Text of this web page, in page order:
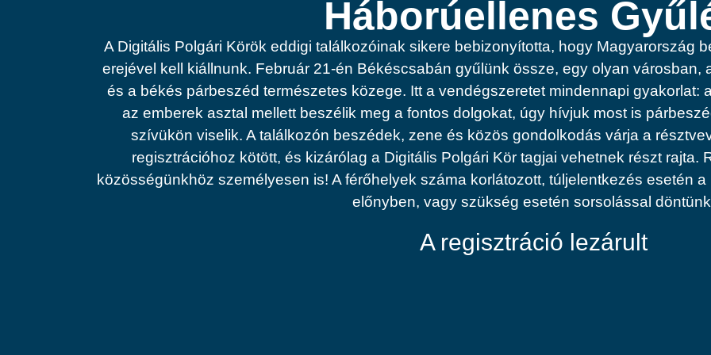
Háborúellenes
A Digitális Polgári Körök eddigi találkozóinak sikere bebizonyította, hogy Magyarország
erejével kell kiállnunk. Február 21-én Békéscsabán gyűlünk össze, egy olyan városban,
és a békés párbeszéd természetes közege. Itt a vendégszeretet mindennapi gyakorlat:
az emberek asztal mellett beszélik meg a fontos dolgokat, úgy hívjuk most is
szívükön viselik. A találkozón beszédek, zene és közös gondolkodás várja a
regisztrációhoz kötött, és kizárólag a Digitális Polgári Kör tagjai vehetnek részt rajta.
közösségünkhöz személyesen is! A férőhelyek száma korlátozott, túljelentkezés esetén
előnyben, vagy szükség esetén sorsolással
A regisztráció lezárult